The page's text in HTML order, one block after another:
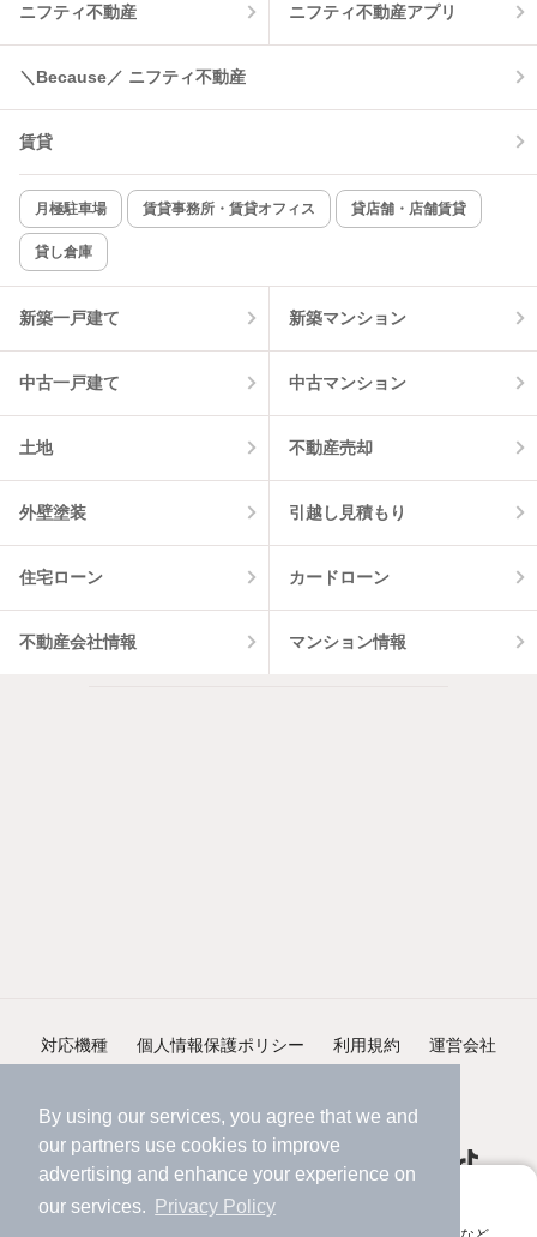
By using our services, you agree that we and
our partners use cookies to improve
advertising and enhance your experience on
our services.
Privacy Policy
アプリに切り替えて、サクサクお部屋探し
温水洗浄便座 オートロック
コンロ2口以上
新着のみ インターネット無料
該当件数:
1件
ニフティ不動産 ニフティ不動産アプリ
＼Because／ ニフティ不動産
賃貸
月極駐車場 賃貸事務所・賃貸オフィス 貸店舗・店舗賃貸
貸し倉庫
新築一戸建て 新築マンション
中古一戸建て 中古マンション
土地 不動産売却
外壁塗装 引越し見積もり
住宅ローン カードローン
不動産会社情報 マンション情報
対応機種 個人情報保護ポリシー 利用規約 運営会社